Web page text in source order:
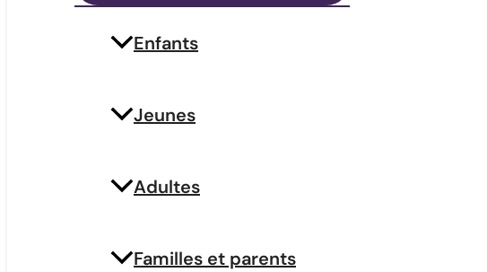
Enfants
Jeunes
Adultes
Familles et parents